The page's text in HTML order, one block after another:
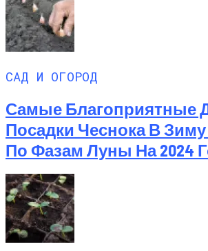
САД И ОГОРОД
Самые Благоприятные
Посадки Чеснока В
По Фазам Луны На 2024